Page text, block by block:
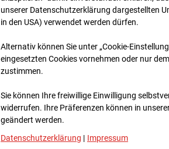
unserer Datenschutzerklärung dargestellten
in den USA) verwendet werden dürfen.
Alternativ können Sie unter „Cookie-
eingesetzten Cookies vornehmen oder nur
zustimmen.
Sie können Ihre freiwillige Einwilligung
widerrufen. Ihre Prä­fe­renzen können in
geändert werden.
Datenschutzerklärung | Impressum